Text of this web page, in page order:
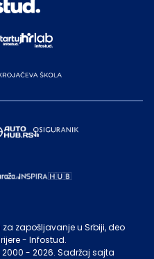
zapošljavanje u Srbiji, deo
- Infostud.
2000 - 2026. Sadržaj sajta